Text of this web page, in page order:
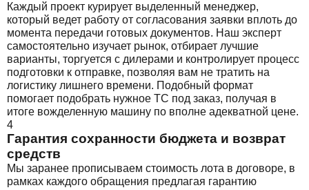
Каждый проект курирует выделенный менеджер,
который ведет работу от согласования заявки вплоть до
момента передачи готовых документов. Наш эксперт
самостоятельно изучает рынок, отбирает лучшие
варианты, торгуется с дилерами и контролирует процесс
подготовки к отправке, позволяя вам не тратить на
логистику лишнего времени. Подобный формат
помогает подобрать нужное ТС под заказ, получая в
итоге вожделенную машину по вполне адекватной цене.
4
Гарантия сохранности бюджета и возврат
средств
Мы заранее прописываем стоимость лота в договоре, в
рамках каждого обращения предлагая гарантию